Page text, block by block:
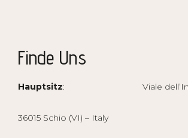
Finde Uns
Hauptsitz: Viale
36015 Schio (VI) – Italy